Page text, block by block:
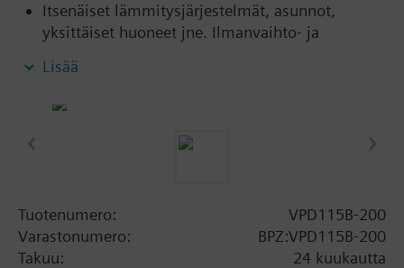
Itsenäiset lämmitysjärjestelmät, asunnot,
yksittäiset huoneet jne. Ilmanvaihto- ja
Suljetuille lämmityspiireille
Lisätietoa
Suitable media: Water (to VDI 2035), water with
type SSA.. / STA..
Lisää
Tuotenumero:
VPD115B-200
Varastonumero:
BPZ:VPD115B-200
Takuu:
24 kuukautta